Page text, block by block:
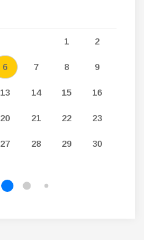
1 2
6 7 8 9
13 14 15 16
20 21 22 23
27 28 29 30